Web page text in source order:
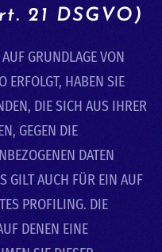
21 DSGVO)
GRUNDLAGE VON
ERFOLGT, HABEN SIE
DIE SICH AUS IHRER
GEGEN DIE
DATEN
GILT AUCH FÜR EIN AUF
PROFILING. DIE
DENEN EINE